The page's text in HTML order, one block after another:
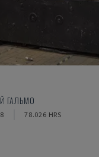
ГАЛЬМО
78.026 HRS